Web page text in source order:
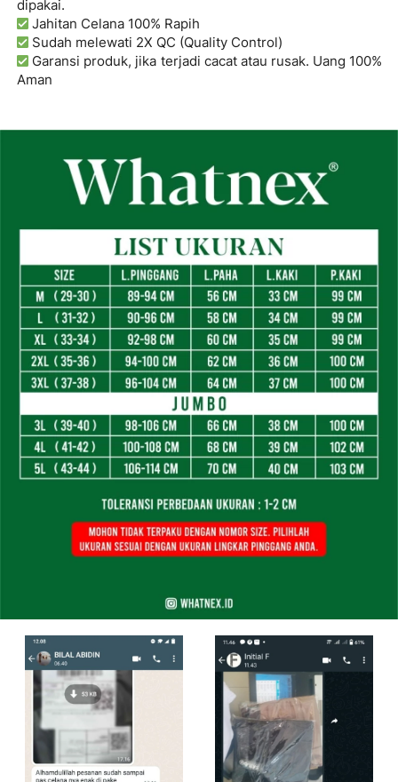
dipakai.
Jahitan Celana 100% Rapih
Sudah melewati 2X QC (Quality Control)
Garansi produk, jika terjadi cacat atau rusak. Uang 100%
Aman